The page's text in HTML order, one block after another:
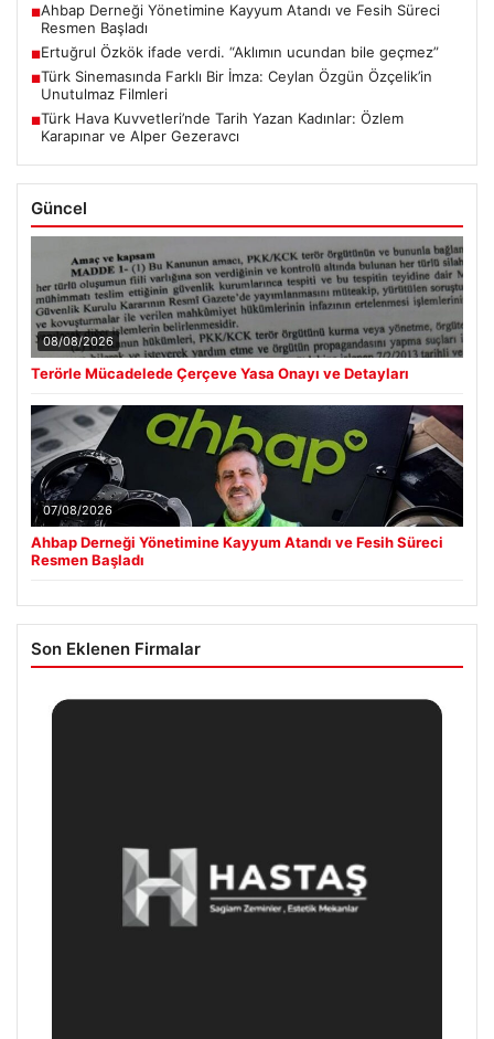
■Ahbap Derneği Yönetimine Kayyum Atandı ve Fesih Süreci
Resmen Başladı
■Ertuğrul Özkök ifade verdi. “Aklımın ucundan bile geçmez”
■Türk Sinemasında Farklı Bir İmza: Ceylan Özgün Özçelik’in
Unutulmaz Filmleri
■Türk Hava Kuvvetleri’nde Tarih Yazan Kadınlar: Özlem
Karapınar ve Alper Gezeravcı
Güncel
08/08/2026
Terörle Mücadelede Çerçeve Yasa Onayı ve Detayları
07/08/2026
Ahbap Derneği Yönetimine Kayyum Atandı ve Fesih Süreci
Resmen Başladı
Son Eklenen Firmalar